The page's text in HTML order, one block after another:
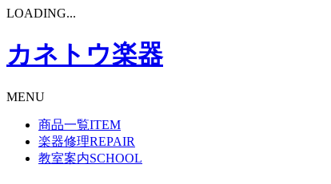
LOADING...
カネトウ楽器
MENU
商品一覧ITEM
楽器修理REPAIR
教室案内SCHOOL